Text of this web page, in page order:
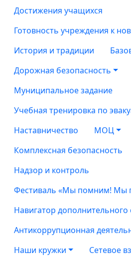
Достижения учащихся
Готовность учреждения к
История и традиции
Дорожная безопасность
Муниципальное задание
Учебная тренировка по
Наставничество
МОЦ
Комплексная безопасность
Надзор и контроль
Фестиваль «Мы помним! Мы
Навигатор
Антикоррупционная
Наши кружки
Сетевое